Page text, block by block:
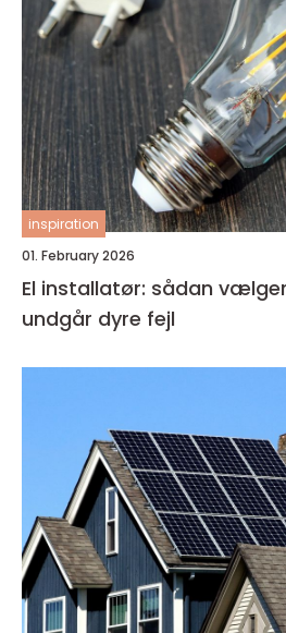
inspiration
01. February 2026
El installatør: sådan
undgår dyre fejl